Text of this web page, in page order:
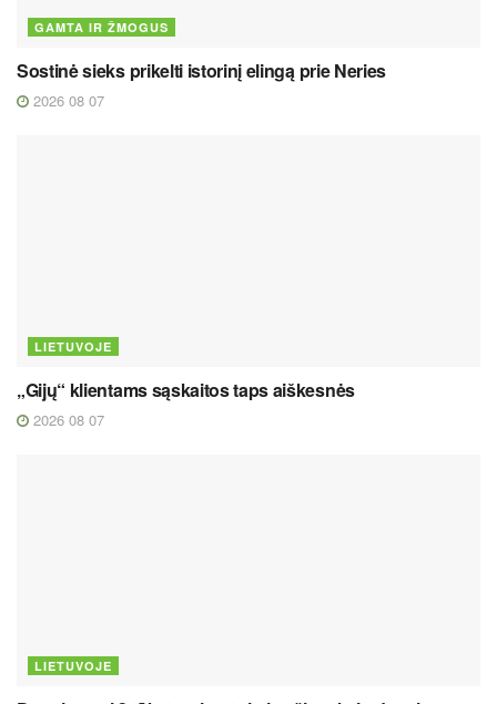
GAMTA IR ŽMOGUS
Sostinė sieks prikelti istorinį elingą prie Neries
2026 08 07
LIETUVOJE
„Gijų“ klientams sąskaitos taps aiškesnės
2026 08 07
LIETUVOJE